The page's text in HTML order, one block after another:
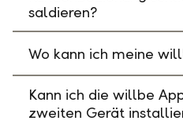
saldieren?
Wo kann ich meine
Kann ich die willbe
zweiten Gerät